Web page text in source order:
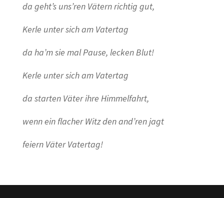
da geht’s uns’ren Vätern richtig gut,
Kerle unter sich am Vatertag
da ha’m sie mal Pause, lecken Blut!
Kerle unter sich am Vatertag
da starten Väter ihre Himmelfahrt,
wenn ein flacher Witz den and’ren jagt
feiern Väter Vatertag!